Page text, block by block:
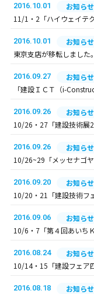
2016.10.01
お知らせ
11/1・2「ハイウェイテ
2016.10.01
お知らせ
東京支店が移転しました。
2016.09.27
お知らせ
「建設ＩＣＴ（i-
2016.09.26
お知らせ
10/26・27「建設技術展
2016.09.26
お知らせ
10/26~29「メッセナゴ
2016.09.20
お知らせ
10/20・21「建設技術フ
2016.09.06
お知らせ
10/6・7「第４回あいち
2016.08.24
お知らせ
10/14・15「建設フェア
2016.08.18
お知らせ